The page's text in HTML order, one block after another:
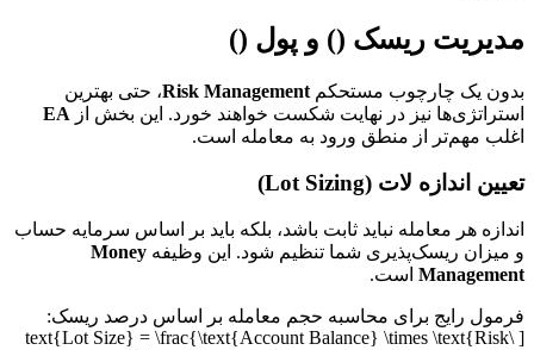
مدیریت ریسک () و پول ()
بدون یک چارچوب مستحکم Risk Management، حتی بهترین
استراتژی‌ها نیز در نهایت شکست خواهند خورد. این بخش از EA
اغلب مهم‌تر از منطق ورود به معامله است.
تعیین اندازه لات (Lot Sizing)
اندازه هر معامله نباید ثابت باشد، بلکه باید بر اساس سرمایه حساب
و میزان ریسک‌پذیری شما تنظیم شود. این وظیفه Money
Management است.
فرمول رایج برای محاسبه حجم معامله بر اساس درصد ریسک:
[ \text{Lot Size} = \frac{\text{Account Balance} \times \text{Risk